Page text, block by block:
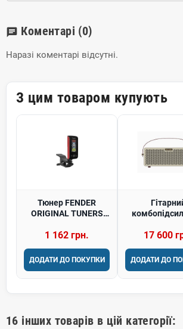
chat Коментарі (0)
Наразі коментарі відсутні.
З цим товаром купують
Тюнер FENDER
ORIGINAL TUNERS
1 162 грн.
ДОДАТИ ДО ПОКУПКИ
PULZE
17 600
ДОДАТИ ДО
16 інших товарів в цій категорії: